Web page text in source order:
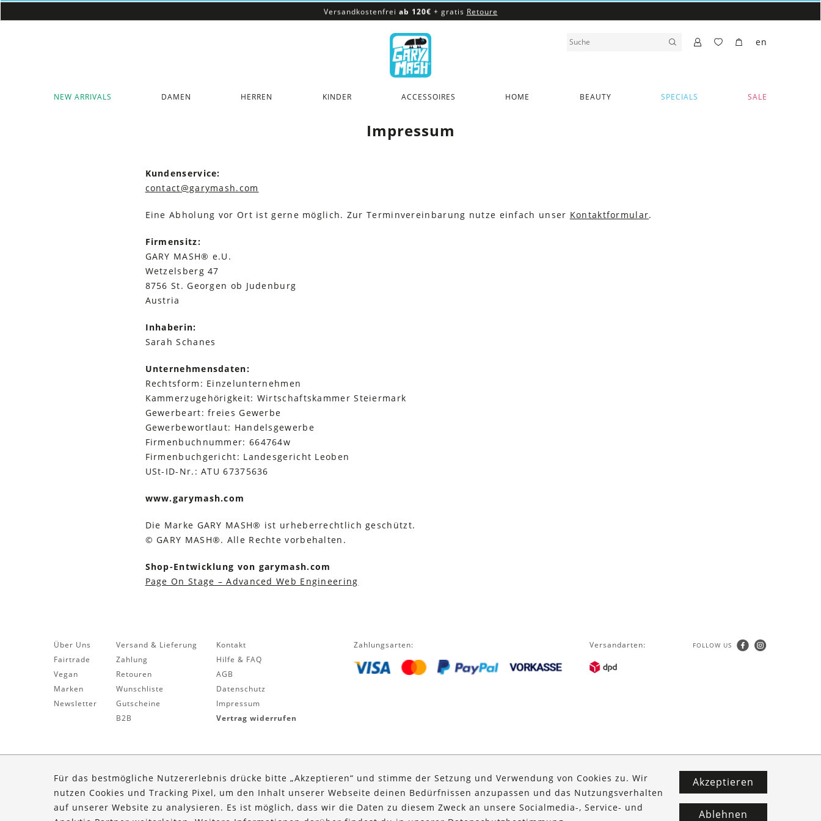
Versandkostenfrei ab 120€ + gratis Retoure
Versandkostenfreiab 120€
NEW ARRIVALS DAMEN HERREN KINDER ACCESSOIRES HOME BEAUTY SPECIALS SALE
en
Impressum
Kundenservice:
contact@garymash.com
Eine Abholung vor Ort ist gerne möglich. Zur Terminvereinbarung nutze einfach unser Kontaktformular.
Firmensitz:
GARY MASH® e.U.
Wetzelsberg 47
8756 St. Georgen ob Judenburg
Austria
Inhaberin:
Sarah Schanes
Unternehmensdaten:
Rechtsform: Einzelunternehmen
Kammerzugehörigkeit: Wirtschaftskammer Steiermark
Gewerbeart: freies Gewerbe
Gewerbewortlaut: Handelsgewerbe
Firmenbuchnummer: 664764w
Firmenbuchgericht: Landesgericht Leoben
USt-ID-Nr.: ATU 67375636
www.garymash.com
Die Marke GARY MASH® ist urheberrechtlich geschützt.
© GARY MASH®. Alle Rechte vorbehalten.
Shop-Entwicklung von garymash.com
Page On Stage – Advanced Web Engineering
Über Uns
Fairtrade
Vegan
Marken
Newsletter
Versand & Lieferung
Zahlung
Retouren
Wunschliste
Gutscheine
B2B
Kontakt
Hilfe & FAQ
AGB
Datenschutz
Impressum
Vertrag widerrufen
Zahlungsarten: Versandarten: FOLLOW US
Für das bestmögliche Nutzererlebnis drücke bitte „Akzeptieren“ und stimme der Setzung und Verwendung von Cookies zu. Wir
nutzen Cookies und Tracking Pixel, um den Inhalt unserer Webseite deinen Bedürfnissen anzupassen und das Nutzungsverhalten
auf unserer Website zu analysieren. Es ist möglich, dass wir die Daten zu diesem Zweck an unsere Socialmedia-, Service- und
Akzeptieren
Ablehnen